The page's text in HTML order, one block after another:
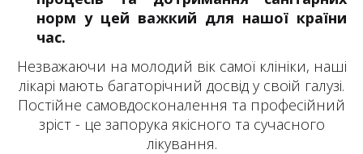
норм у цей важкий для нашої країни
час.
Незважаючи на молодий вік самої клініки, наші
лікарі мають багаторічний досвід у своій галузі.
Постійне самовдосконалення та професійний
зріст - це запорука якісного та сучасного
лікування.